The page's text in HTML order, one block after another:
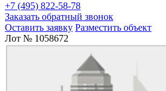
+7 (495) 822-58-78
Заказать обратный звонок
Оставить заявку Разместить объект
Лот № 1058672